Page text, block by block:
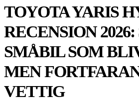
TOYOTA YARIS
RECENSION
SMÅBIL SOM
MEN
VETTIG